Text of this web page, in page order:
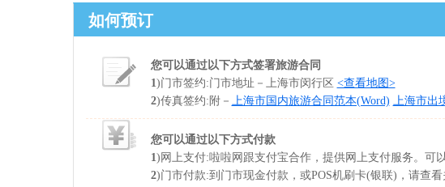
如何预订
您可以通过以下方式签署旅游合同
1)门市签约:门市地址－上海市闵行区 <查看地图>
2)传真签约:附－ 上海市国内旅游合同范本(Word) 上海市出
您可以通过以下方式付款
1)网上支付:啦啦网跟支付宝合作，提供网上支付服务。可
2)门市付款:到门市现金付款，或POS机刷卡(银联)，请查